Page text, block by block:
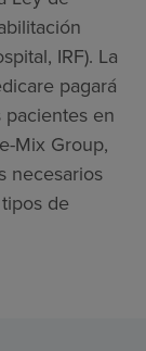
IRF). La
pagará
en
Mix Group,
necesarios
de